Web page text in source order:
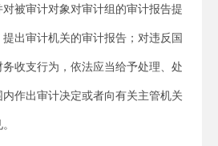
被审计对象对审计组的审计报告提
出审计机关的审计报告；对违反国
收支行为，依法应当给予处理、处
作出审计决定或者向有关主管机关